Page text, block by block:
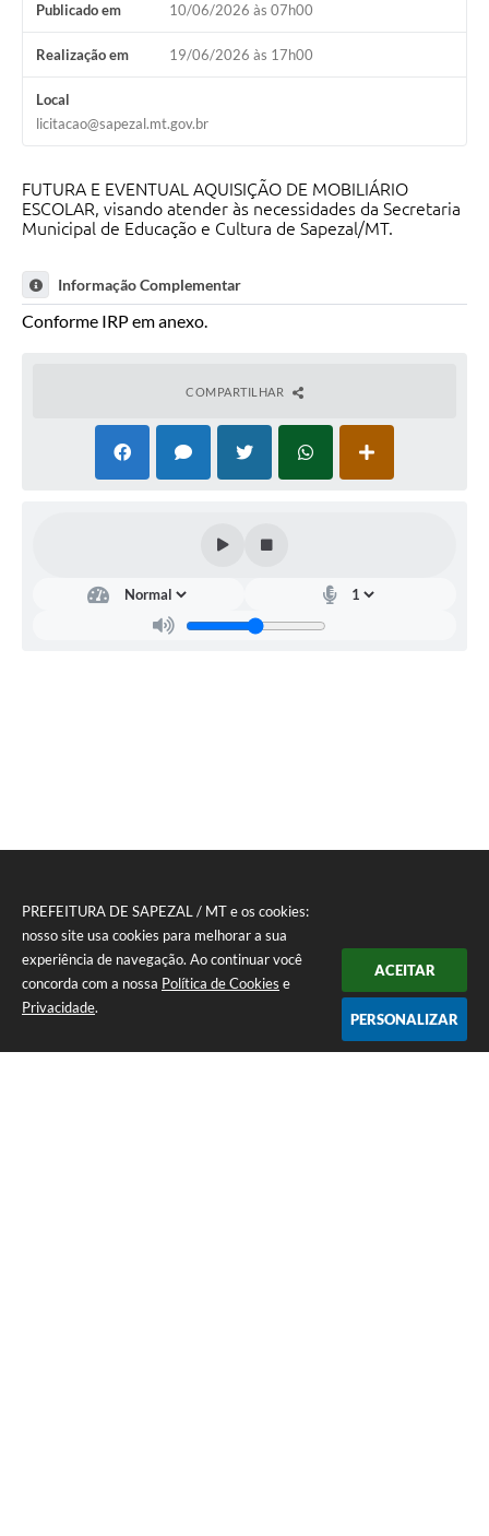
PREFEITURA DE SAPEZAL / MT e os cookies:
nosso site usa cookies para melhorar a sua
experiência de navegação. Ao continuar você
concorda com a nossa Política de Cookies e
Privacidade.
ACEITAR
PERSONALIZAR
Publicado em 10/06/2026 às 07h00
Realização em 19/06/2026 às 17h00
Local
licitacao@sapezal.mt.gov.br
FUTURA E EVENTUAL AQUISIÇÃO DE MOBILIÁRIO
ESCOLAR, visando atender às necessidades da Secretaria
Municipal de Educação e Cultura de Sapezal/MT.
Informação Complementar
Conforme IRP em anexo.
COMPARTILHAR